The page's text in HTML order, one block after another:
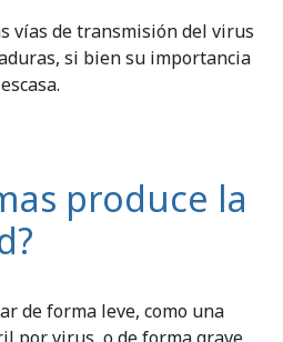
vías de transmisión del virus
si bien su importancia
produce la
de forma leve, como una